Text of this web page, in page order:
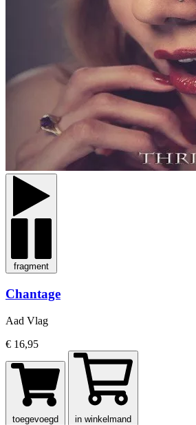
fragment
Chantage
Aad Vlag
€ 16,95
toegevoegd in winkelmand